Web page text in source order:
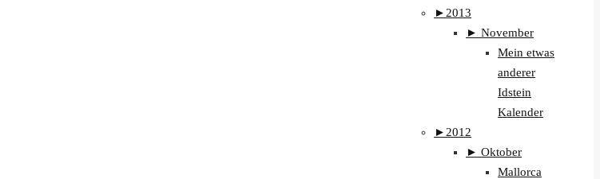
► 2013
► November
Mein etwas
anderer
Idstein
Kalender
► 2012
► Oktober
Mallorca